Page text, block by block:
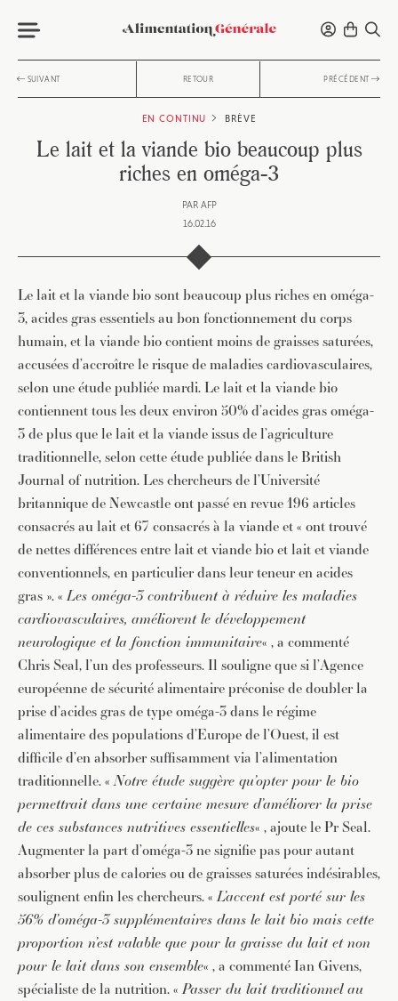
SUIVANT RETOUR PRÉCÉDENT
EN CONTINU BRÈVE
Le lait et la viande bio beaucoup plus
riches en oméga-3
PAR AFP
16.02.16
Le lait et la viande bio sont beaucoup plus riches en oméga-
3, acides gras essentiels au bon fonctionnement du corps
humain, et la viande bio contient moins de graisses saturées,
accusées d’accroître le risque de maladies cardiovasculaires,
selon une étude publiée mardi. Le lait et la viande bio
contiennent tous les deux environ 50% d’acides gras oméga-
3 de plus que le lait et la viande issus de l’agriculture
traditionnelle, selon cette étude publiée dans le British
Journal of nutrition. Les chercheurs de l’Université
britannique de Newcastle ont passé en revue 196 articles
consacrés au lait et 67 consacrés à la viande et « ont trouvé
de nettes différences entre lait et viande bio et lait et viande
conventionnels, en particulier dans leur teneur en acides
gras ». «Les oméga-3 contribuent à réduire les maladies
cardiovasculaires, améliorent le développement
neurologique et la fonction immunitaire« , a commenté
Chris Seal, l’un des professeurs. Il souligne que si l’Agence
européenne de sécurité alimentaire préconise de doubler la
prise d’acides gras de type oméga-3 dans le régime
alimentaire des populations d’Europe de l’Ouest, il est
difficile d’en absorber suffisamment via l’alimentation
traditionnelle. «Notre étude suggère qu’opter pour le bio
permettrait dans une certaine mesure d’améliorer la prise
de ces substances nutritives essentielles« , ajoute le Pr Seal.
Augmenter la part d’oméga-3 ne signifie pas pour autant
absorber plus de calories ou de graisses saturées indésirables,
soulignent enfin les chercheurs. «L’accent est porté sur les
56% d’oméga-3 supplémentaires dans le lait bio mais cette
proportion n’est valable que pour la graisse du lait et non
pour le lait dans son ensemble« , a commenté Ian Givens,
spécialiste de la nutrition. «Passer du lait traditionnel au